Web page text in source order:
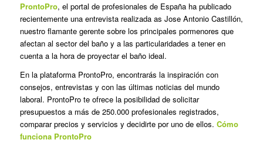
ProntoPro, el portal de profesionales de España ha publicado
recientemente una entrevista realizada as Jose Antonio Castillón,
nuestro flamante gerente sobre los principales pormenores que
afectan al sector del baño y a las particularidades a tener en
cuenta a la hora de proyectar el baño ideal.
En la plataforma ProntoPro, encontrarás la inspiración con
consejos, entrevistas y con las últimas noticias del mundo
laboral. ProntoPro te ofrece la posibilidad de solicitar
presupuestos a más de 250.000 profesionales registrados,
comparar precios y servicios y decidirte por uno de ellos. Cómo
funciona ProntoPro